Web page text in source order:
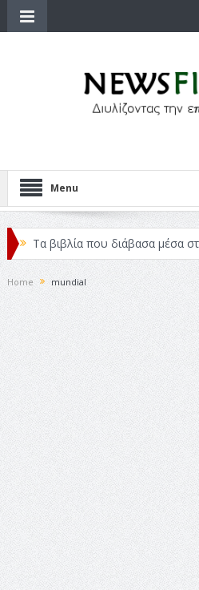
Menu
Τα βιβλία που διάβασα μέσα
Κριτικές ταινιών: Ο Ντι Κάπριο
Σχεδιασμός που «Μιλάει» Χωρίς
Σπιρτόκουτο: η απόλυτη
ταινία
Το Top 5 της εβδομάδας #517
Το νουάρ στον ελληνικό
Η Φροντίδα Έχει Πολλές
Τρία Βήματα Μπροστά για Σένα
Όψεις και Απόψεις
Αξίζει
Home mundial